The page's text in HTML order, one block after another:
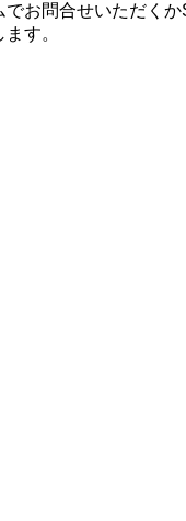
お問合せいただく
す。